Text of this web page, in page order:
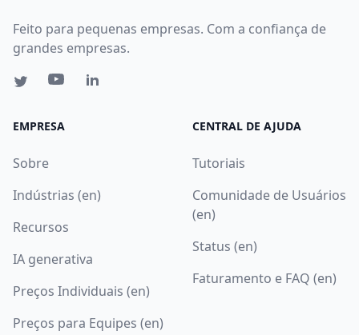
Feito para pequenas empresas. Com a confiança de
grandes empresas.
EMPRESA
Sobre
Indústrias (en)
Recursos
IA generativa
Preços Individuais (en)
Preços para Equipes (en)
CENTRAL DE AJUDA
Tutoriais
Comunidade de Usuários
(en)
Status (en)
Faturamento e FAQ (en)